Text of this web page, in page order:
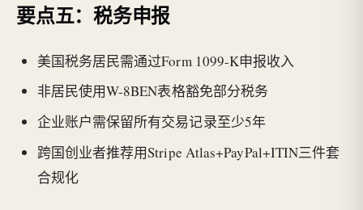
要点五：税务申报
美国税务居民需通过Form 1099-K申报收入
非居民使用W-8BEN表格豁免部分税务
企业账户需保留所有交易记录至少5年
跨国创业者推荐用Stripe Atlas+PayPal+ITIN三件套
合规化